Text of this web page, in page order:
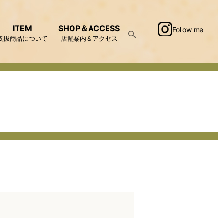
ITEM
扱商品について
SHOP＆ACCESS
店舗案内＆アクセス
Follow me